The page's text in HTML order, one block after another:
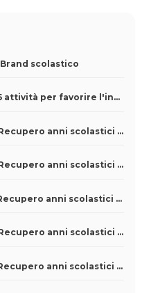
Brand scolastico
5 attività per favorire l'inclusione a scuola
Recupero anni scolastici a Baronissi
Recupero anni scolastici a Menconico
Recupero anni scolastici a Ospedaletto Lodigiano
Recupero anni scolastici a Conselice
Recupero anni scolastici a Castell'Arquato